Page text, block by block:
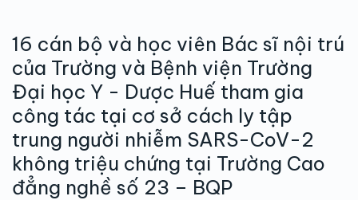
16 cán bộ và học viên Bác sĩ nội trú
của Trường và Bệnh viện Trường
Đại học Y - Dược Huế tham gia
công tác tại cơ sở cách ly tập
trung người nhiễm SARS-CoV-2
không triệu chứng tại Trường Cao
đẳng nghề số 23 – BQP